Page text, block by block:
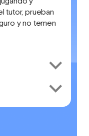
tutor, prueban
y no temen